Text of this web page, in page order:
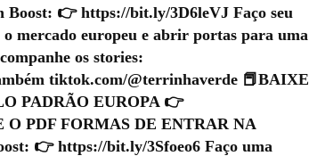
Boost: 👉 https://bit.ly/3D6leVJ Faço seu
mercado europeu e abrir portas para uma
os stories:
tiktok.com/@terrinhaverde 📕BAIXE
PADRÃO EUROPA 👉
PDF FORMAS DE ENTRAR NA
👉 https://bit.ly/3Sfoeo6 Faço uma